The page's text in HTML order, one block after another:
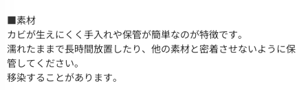
■素材
カビが生えにくく手入れや保管が簡単なのが特徴です。
濡れたままで長時間放置したり、他の素材と密着させないように保
管してください。
移染することがあります。